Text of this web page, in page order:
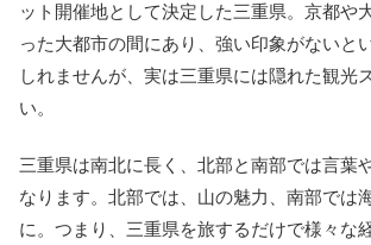
ット開催地として決定した三重県。京都や
った大都市の間にあり、強い印象がないと
しれませんが、実は三重県には隠れた観光
い。
三重県は南北に長く、北部と南部では言葉
なります。北部では、山の魅力、南部では
に。つまり、三重県を旅するだけで様々な